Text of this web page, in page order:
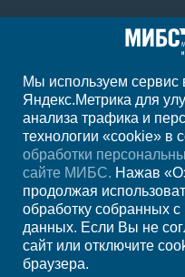
+7
Мы используем сервис
Яндекс.Метрика для
анализа трафика и
технологии «cookie» в
обработки
сайте МИБС. Нажав
продолжая
обработку собранных
данных. Если Вы не
сайт или отключите
браузера.